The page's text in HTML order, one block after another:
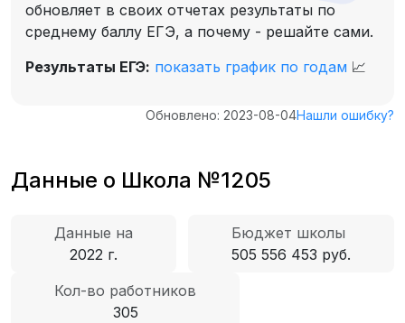
обновляет в своих отчетах результаты по
среднему баллу ЕГЭ, а почему - решайте сами.
Результаты ЕГЭ: показать график по годам 📈
Обновлено: 2023-08-04Нашли ошибку?
Данные о Школа №1205
Данные на
2022 г.
Бюджет школы
505 556 453 руб.
Кол-во работников
305